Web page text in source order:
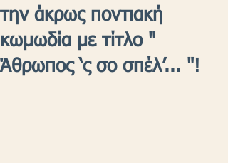
την άκρως ποντιακή
κωμωδία με τίτλο "
Άθρωπος ‘ς σο σπέλ’... "!